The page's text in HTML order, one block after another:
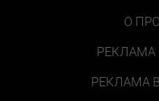
О
РЕКЛАМА
РЕКЛАМА